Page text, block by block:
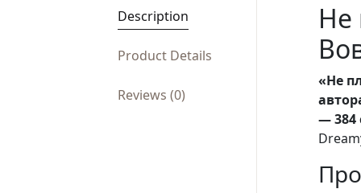
Description
Product Details
Reviews (0)
Не
«Не
— 384